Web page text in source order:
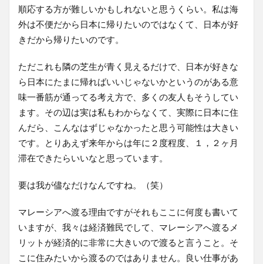
順応する方が難しいかもしれないと思うくらい。私は海
外は不便だから日本に帰りたいのではなくて、日本が好
きだから帰りたいのです。
ただこれも隣の芝生が青く見えるだけで、日本が好きな
ら日本にたまに帰ればいいじゃないかというのがある意
味一番筋が通ってる考え方で、多くの友人もそうしてい
ます。その辺は実は私もわからなくて、実際に日本に住
んだら、こんなはずじゃなかったと思う可能性は大きい
です。とりあえず来年からは年に２度程度、１，２ヶ月
滞在できたらいいなと思っています。
要は我が儘なだけなんですね。（笑）
マレーシアへ渡る理由ですがそれもここに何度も書いて
いますが、我々は経済難民でして、マレーシアへ渡るメ
リットが経済的に非常に大きいので渡ると言うこと。そ
こに住みたいから渡るのではありません。良い仕事があ